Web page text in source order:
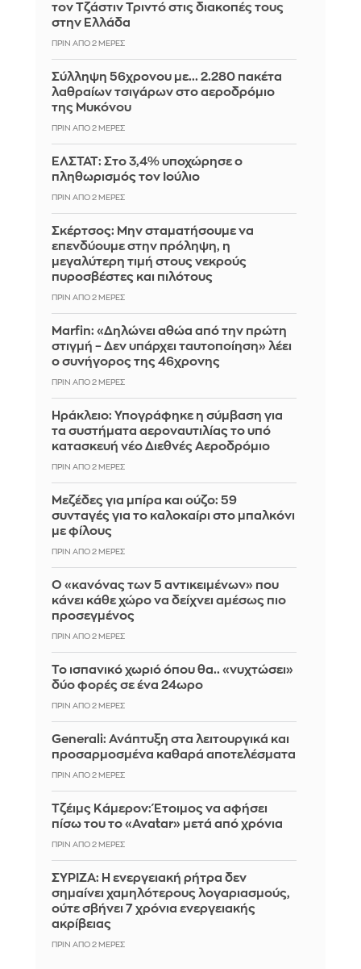
τον Τζάστιν Τριντό στις διακοπές τους
στην Ελλάδα
ΠΡΙΝ ΑΠΌ 2 ΜΈΡΕΣ
Σύλληψη 56χρονου με... 2.280 πακέτα
λαθραίων τσιγάρων στο αεροδρόμιο
της Μυκόνου
ΠΡΙΝ ΑΠΌ 2 ΜΈΡΕΣ
ΕΛΣΤΑΤ: Στο 3,4% υποχώρησε ο
πληθωρισμός τον Ιούλιο
ΠΡΙΝ ΑΠΌ 2 ΜΈΡΕΣ
Σκέρτσος: Μην σταματήσουμε να
επενδύουμε στην πρόληψη, η
μεγαλύτερη τιμή στους νεκρούς
πυροσβέστες και πιλότους
ΠΡΙΝ ΑΠΌ 2 ΜΈΡΕΣ
Marfin: «Δηλώνει αθώα από την πρώτη
στιγμή – Δεν υπάρχει ταυτοποίηση» λέει
ο συνήγορος της 46χρονης
ΠΡΙΝ ΑΠΌ 2 ΜΈΡΕΣ
Ηράκλειο: Υπογράφηκε η σύμβαση για
τα συστήματα αεροναυτιλίας το υπό
κατασκευή νέο Διεθνές Αεροδρόμιο
ΠΡΙΝ ΑΠΌ 2 ΜΈΡΕΣ
Μεζέδες για μπίρα και ούζο: 59
συνταγές για το καλοκαίρι στο μπαλκόνι
με φίλους
ΠΡΙΝ ΑΠΌ 2 ΜΈΡΕΣ
Ο «κανόνας των 5 αντικειμένων» που
κάνει κάθε χώρο να δείχνει αμέσως πιο
προσεγμένος
ΠΡΙΝ ΑΠΌ 2 ΜΈΡΕΣ
Το ισπανικό χωριό όπου θα.. «νυχτώσει»
δύο φορές σε ένα 24ωρο
ΠΡΙΝ ΑΠΌ 2 ΜΈΡΕΣ
Generali: Ανάπτυξη στα λειτουργικά και
προσαρμοσμένα καθαρά αποτελέσματα
ΠΡΙΝ ΑΠΌ 2 ΜΈΡΕΣ
Τζέιμς Κάμερον: Έτοιμος να αφήσει
πίσω του το «Avatar» μετά από χρόνια
ΠΡΙΝ ΑΠΌ 2 ΜΈΡΕΣ
ΣΥΡΙΖΑ: Η ενεργειακή ρήτρα δεν
σημαίνει χαμηλότερους λογαριασμούς,
ούτε σβήνει 7 χρόνια ενεργειακής
ακρίβειας
ΠΡΙΝ ΑΠΌ 2 ΜΈΡΕΣ